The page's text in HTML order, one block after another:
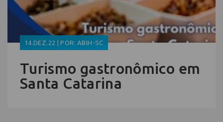
14.DEZ.22 | POR: ABIH-SC
Turismo gastronômico em
Santa Catarina